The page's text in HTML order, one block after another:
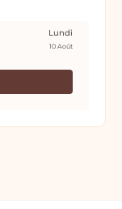
Lundi
10 Août